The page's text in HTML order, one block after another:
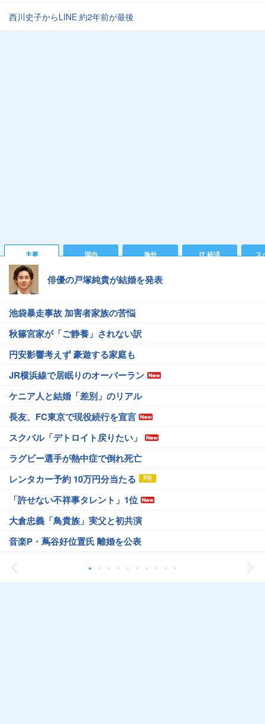
西川史子からLINE 約2年前が最後
主要 国内 海外 IT 経済 ス
俳優の戸塚純貴が結婚を発表
池袋暴走事故 加害者家族の苦悩
秋篠宮家が「ご静養」されない訳
円安影響考えず 豪遊する家庭も
JR横浜線で居眠りのオーバーラン
ケニア人と結婚「差別」のリアル
長友、FC東京で現役続行を宣言
スクバル「デトロイト戻りたい」
ラグビー選手が熱中症で倒れ死亡
レンタカー予約 10万円分当たる
「許せない不祥事タレント」1位
大倉忠義「鳥貴族」実父と初共演
音楽P・蔦谷好位置氏 離婚を公表